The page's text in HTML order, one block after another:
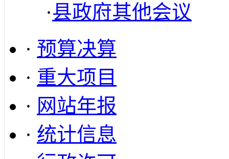
·县政府其他会议
· 预算决算
· 重大项目
· 网站年报
· 统计信息